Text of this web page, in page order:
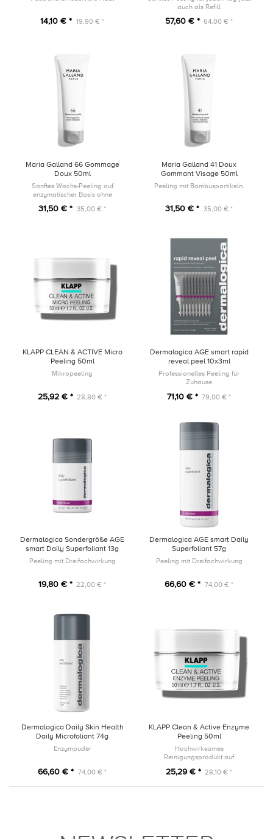
14,10 € * 19,90 € *
auch als Refill
57,60 € * 64,00 € *
Maria Galland 66 Gommage
Doux 50ml
Sanftes Wachs-Peeling auf
enzymatischer Basis ohne
Haut.
31,50 € * 35,00 € *
Maria Galland 41 Doux
Gommant Visage 50ml
Peeling mit Bambuspartikeln.
31,50 € * 35,00 € *
KLAPP CLEAN & ACTIVE Micro
Peeling 50ml
Mikropeeling
25,92 € * 28,80 € *
Dermalogica AGE smart rapid
reveal peel 10x3ml
Professionelles Peeling für
Zuhause
71,10 € * 79,00 € *
Dermalogica Sondergröße AGE
smart Daily Superfoliant 13g
Peeling mit Dreifachwirkung
19,80 € * 22,00 € *
Dermalogica AGE smart Daily
Superfoliant 57g
Peeling mit Dreifachwirkung
66,60 € * 74,00 € *
Dermalogica Daily Skin Health
Daily Microfoliant 74g
Enzympuder
66,60 € * 74,00 € *
KLAPP Clean & Active Enzyme
Peeling 50ml
Hochwirksames
Reinigungsprodukt auf
25,29 € * 28,10 € *